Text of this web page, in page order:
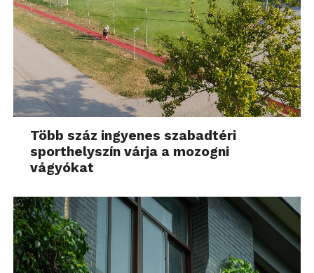
Több száz ingyenes szabadtéri
sporthelyszín várja a mozogni
vágyókat